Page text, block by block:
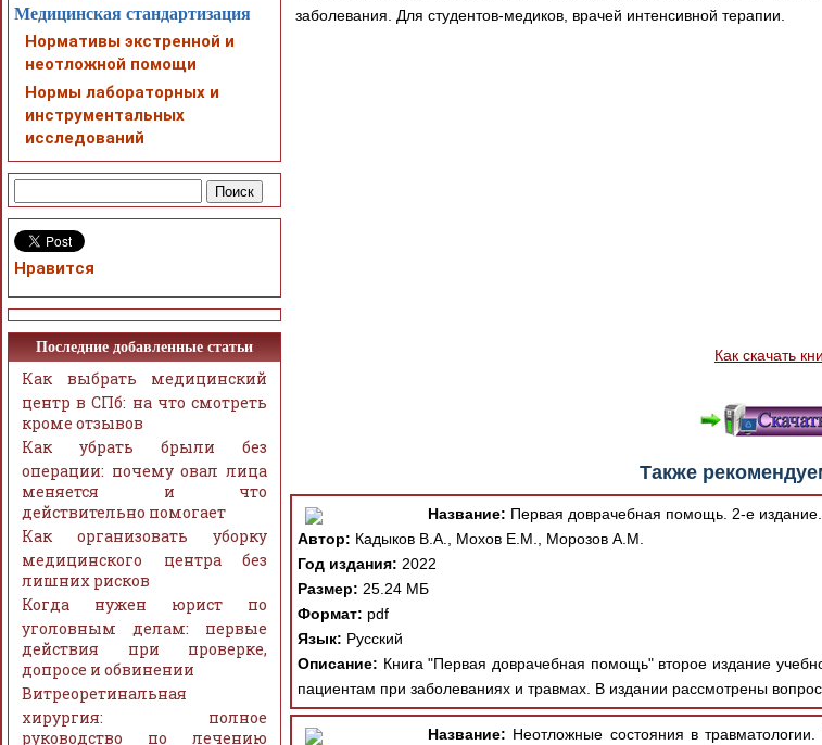
заболевания. Для студентов-медиков, врачей интенсивной терапии.
Как скачать
Также
Название: Первая доврачебная помощь. 2-е издание.
Автор: Кадыков В.А., Мохов Е.М., Морозов А.М.
Год издания: 2022
Размер: 25.24 МБ
Формат: pdf
Язык: Русский
Описание: Книга "Первая доврачебная помощь" второе издание
пациентам при заболеваниях и травмах. В издании рассмотрены
Название: Неотложные состояния в
Медицинская стандартизация
Нормативы экстренной и
неотложной помощи
Нормы лабораторных и
инструментальных
исследований
Нравится
Последние добавленные статьи
Как выбрать медицинский
центр в СПб: на что смотреть
кроме отзывов
Как убрать брыли без
операции: почему овал лица
меняется и что
действительно помогает
Как организовать уборку
медицинского центра без
лишних рисков
Когда нужен юрист по
уголовным делам: первые
действия при проверке,
допросе и обвинении
Витреоретинальная
хирургия: полное
руководство по лечению